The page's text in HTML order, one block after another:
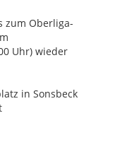
zum Oberliga-
Uhr) wieder
in Sonsbeck